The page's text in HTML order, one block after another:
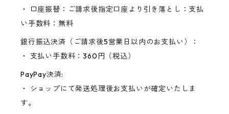
・ 口座振替：ご請求後指定口座より引き落とし：支払
い手数料：無料
銀行振込決済（ご請求後5営業日以内のお支払い）：
・ 支払い手数料：360円（税込）
PayPay決済:
・ ショップにて発送処理後お支払いが確定いたしま
す。